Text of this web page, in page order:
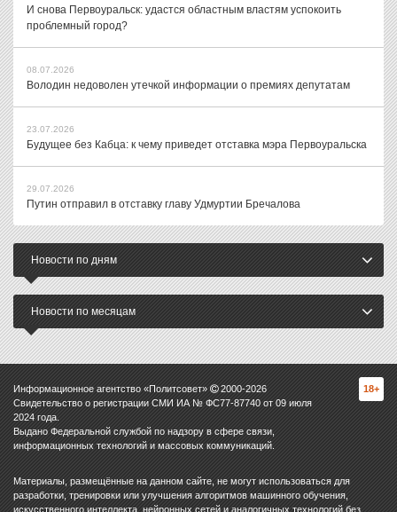
И снова Первоуральск: удастся областным властям успокоить
проблемный город?
08.07.2026
Володин недоволен утечкой информации о премиях депутатам
23.07.2026
Будущее без Кабца: к чему приведет отставка мэра Первоуральска
29.07.2026
Путин отправил в отставку главу Удмуртии Бречалова
Новости по дням
Новости по месяцам
Информационное агентство «Политсовет» 2000-2026
Свидетельство о регистрации СМИ ИА № ФС77-87740 от 09 июля
2024 года.
Выдано Федеральной службой по надзору в сфере связи,
информационных технологий и массовых коммуникаций.
18+
Материалы, размещённые на данном сайте, не могут использоваться для
разработки, тренировки или улучшения алгоритмов машинного обучения,
искусственного интеллекта, нейронных сетей и аналогичных технологий без